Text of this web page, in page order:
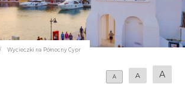
/ Wycieczki na Północny Cypr
A A A